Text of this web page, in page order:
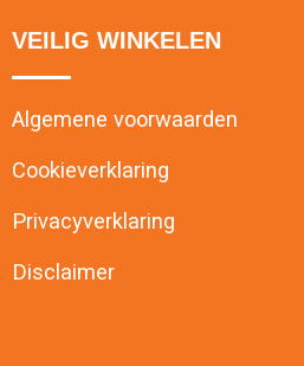
VEILIG WINKELEN
Algemene voorwaarden
Cookieverklaring
Privacyverklaring
Disclaimer